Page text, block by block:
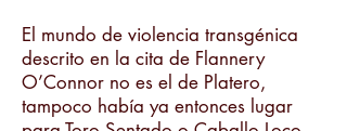
El mundo de violencia transgénica
descrito en la cita de Flannery
O’Connor no es el de Platero,
tampoco había ya entonces lugar